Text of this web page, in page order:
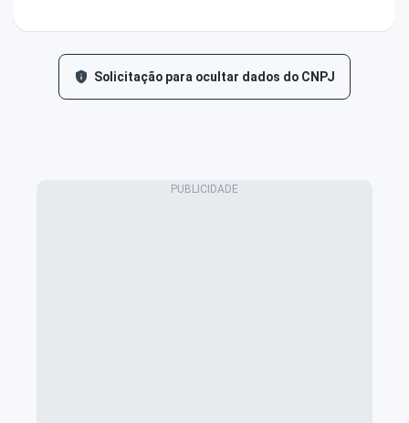
Solicitação para ocultar dados do CNPJ